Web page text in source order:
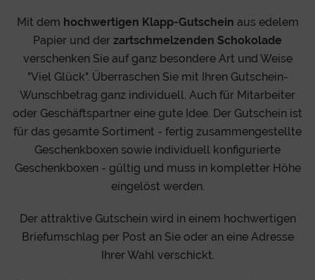
Mit dem hochwertigen Klapp-Gutschein aus edelem
Papier und der zartschmelzenden Schokolade
verschenken Sie auf ganz besondere Art und Weise
"Viel Glück". Überraschen Sie mit Ihren Gutschein-
Wunschbetrag ganz individuell. Auch für Mitarbeiter
oder Geschäftspartner eine gute Idee. Der Gutschein ist
für das gesamte Sortiment - fertig zusammengestellte
Geschenkboxen sowie individuell konfigurierte
Geschenkboxen - gültig und muss in kompletter Höhe
eingelöst werden.
Der attraktive Gutschein wird in einem hochwertigen
Briefumschlag per Post an Sie oder an eine Adresse
Ihrer Wahl verschickt.